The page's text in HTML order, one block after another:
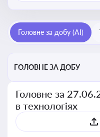
Головне за добу (AI)
ГОЛОВНЕ ЗА ДОБУ
Головне за
в технологіях